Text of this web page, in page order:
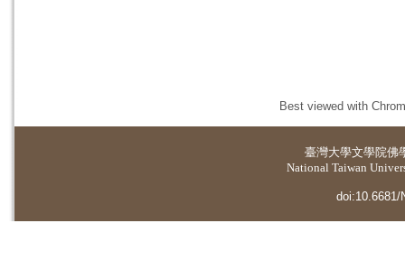
Best viewed with
臺灣大學文學院佛
National Taiwan
doi:10.6681/